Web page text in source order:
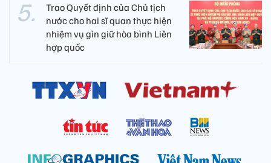
Trao Quyết định của Chủ tịch
nước cho hai sĩ quan thực hiện
nhiệm vụ gìn giữ hòa bình Liên
hợp quốc